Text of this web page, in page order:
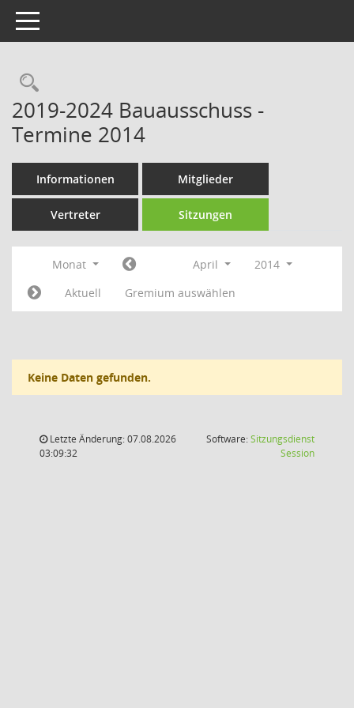
Toggle navigation
Rechercheauswahl
2019-2024 Bauausschuss -
Termine 2014
Informationen Mitglieder
Vertreter Sitzungen
Monat April
2014
Aktuell
Gremium auswählen
Keine Daten gefunden.
Letzte Änderung: 07.08.2026
03:09:32
Software:Sitzungsdienst
Session(Wird in